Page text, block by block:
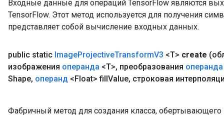
Входные данные для операций TensorFlow являются
TensorFlow. Этот метод используется для получения
представляет собой вычисление входных данных.
public static ImageProjectiveTransformV3 <T> create
изображения операнда <T>, преобразования операнда
Shape, операнд <Float> fillValue, строковая
Фабричный метод для создания класса,